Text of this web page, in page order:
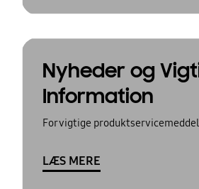
Nyheder og
Information
For vigtige
LÆS MERE